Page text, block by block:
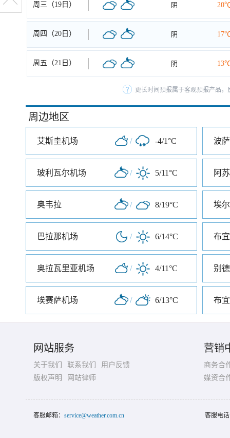
周三（19日） 阴
周四（20日） 阴
周五（21日） 阴
更长时间预报属于客观预报产品
周边地区
艾斯圭机场 / -4/1°C 波
玻利瓦尔机场 / 5/11°C 阿
奥韦拉 / 8/19°C 埃
巴拉那机场 / 6/14°C
奥拉瓦里亚机场 / 4/11°C 别
埃赛萨机场 / 6/13°C 布
网站服务
关于我们 联系我们
用户反馈
版权声明
网站律师
营销
商务合
媒资合
客服邮箱： service@weather.com.cn 客服电